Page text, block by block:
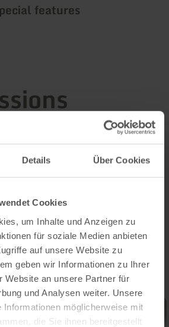
Details Über Cookies
Cookies
um Inhalte und Anzeigen zu
für soziale Medien anbieten
auf unsere Website zu
geben wir Informationen zu Ihrer
Website an unsere Partner für
und Analysen weiter. Unsere
Informationen möglicherweise mit
die Sie ihnen bereitgestellt
features